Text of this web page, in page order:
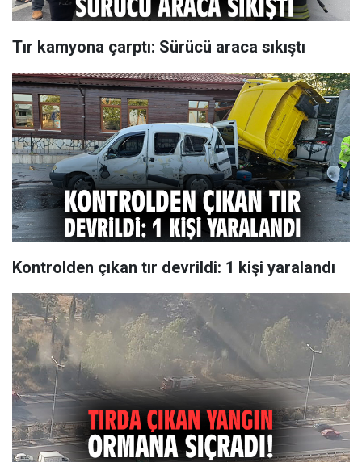
Tır kamyona çarptı: Sürücü araca sıkıştı
Kontrolden çıkan tır devrildi: 1 kişi yaralandı